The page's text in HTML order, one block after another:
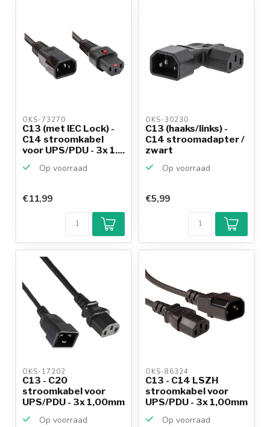
OKS-73270
C13 (met IEC Lock) -
C14 stroomkabel
voor UPS/PDU - 3x 1....
Op voorraad
€11,99
OKS-30230
C13 (haaks/links) -
C14 stroomadapter /
zwart
Op voorraad
€5,99
OKS-17202
C13 - C20
stroomkabel voor
UPS/PDU - 3x 1,00mm
Op voorraad
OKS-86324
C13 - C14 LSZH
stroomkabel voor
UPS/PDU - 3x 1,00mm
Op voorraad